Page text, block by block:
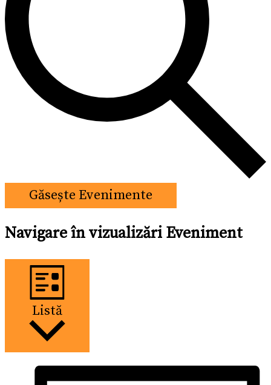
Găsește Evenimente
Navigare în vizualizări Eveniment
Listă